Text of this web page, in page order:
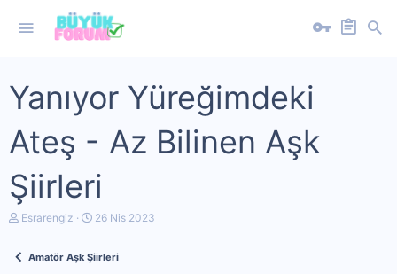
Yanıyor Yüreğimdeki
Ateş - Az Bilinen Aşk
Şiirleri
K
u
Esrarengiz
B
l
26 Nis 2023
Amatör Aşk Şiirleri